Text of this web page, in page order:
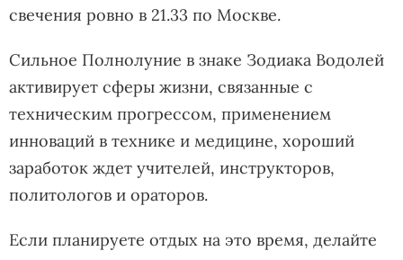
свечения ровно в 21.33 по Москве.
Сильное Полнолуние в знаке Зодиака Водолей
активирует сферы жизни, связанные с
техническим прогрессом, применением
инноваций в технике и медицине, хороший
заработок ждет учителей, инструкторов,
политологов и ораторов.
Если планируете отдых на это время, делайте